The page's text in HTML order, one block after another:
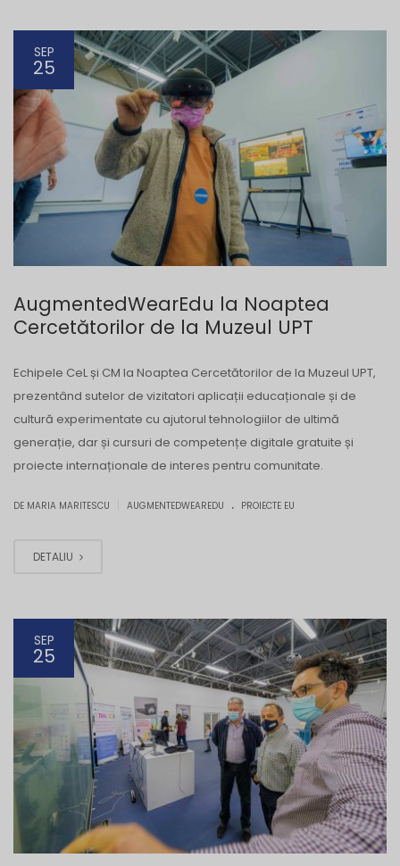
SEP
25
AugmentedWearEdu la Noaptea
Cercetătorilor de la Muzeul UPT
Echipele CeL și CM la Noaptea Cercetătorilor de la Muzeul UPT,
prezentând sutelor de vizitatori aplicații educaționale și de
cultură experimentate cu ajutorul tehnologiilor de ultimă
generație, dar și cursuri de competențe digitale gratuite și
proiecte internaționale de interes pentru comunitate.
DE MARIA MARITESCU AUGMENTEDWEAREDU . PROIECTE EU
DETALIU
SEP
25